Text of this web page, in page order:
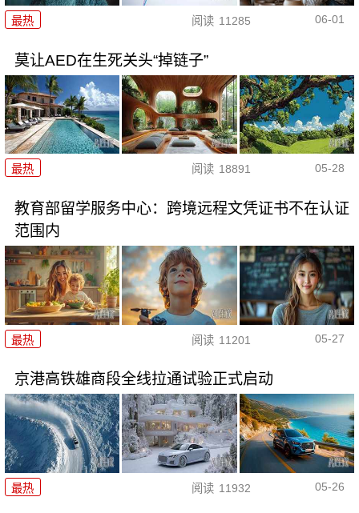
最热 阅读 11285 06-01
莫让AED在生死关头“掉链子”
最热 阅读 18891 05-28
教育部留学服务中心：跨境远程文凭证书不在认证
范围内
最热 阅读 11201 05-27
京港高铁雄商段全线拉通试验正式启动
最热 阅读 11932 05-26